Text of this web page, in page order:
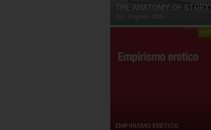
THE ANATOMY OF STORY
libri
EMPIRISMO ERETICO